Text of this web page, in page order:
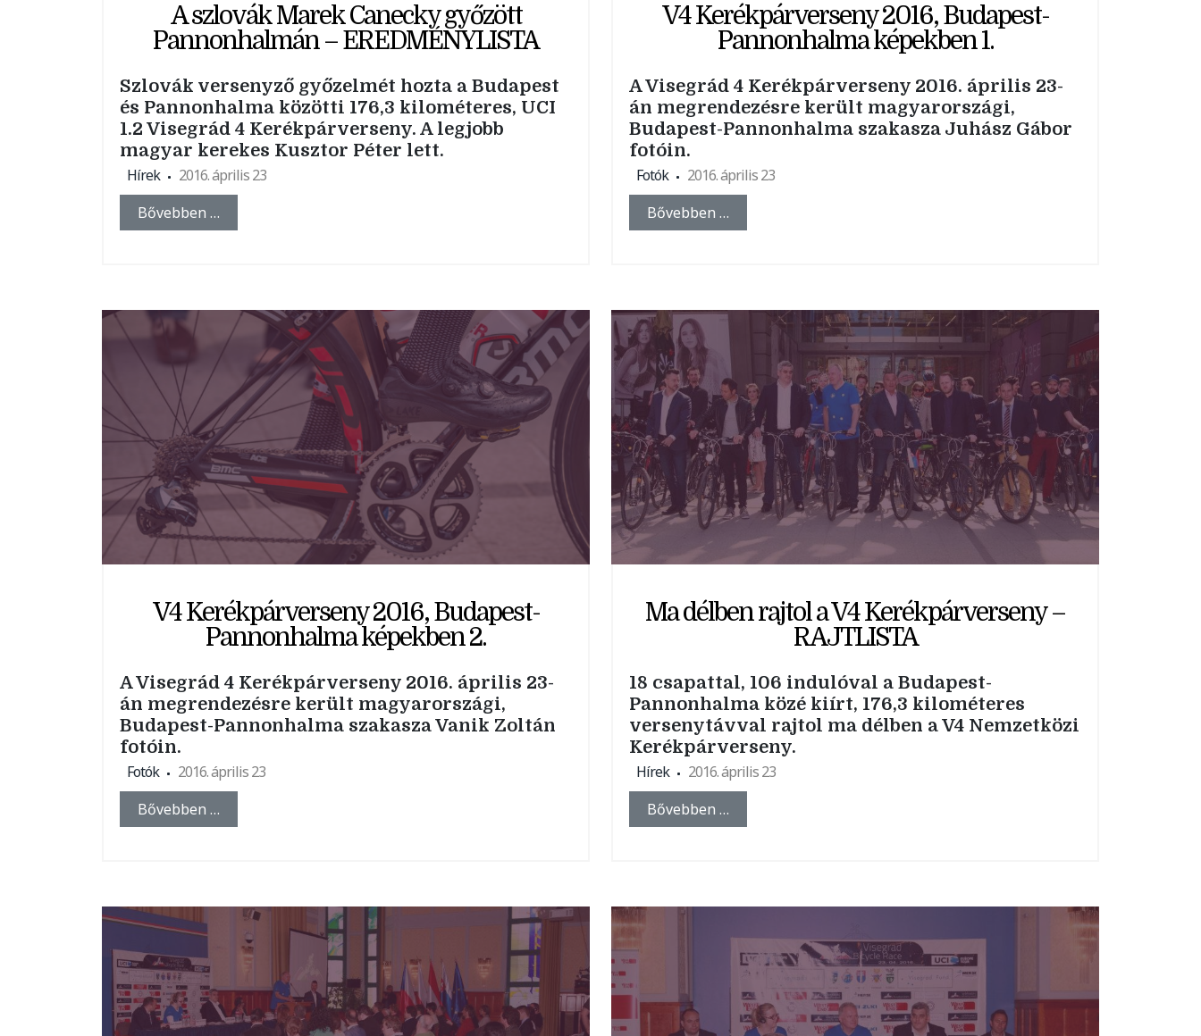
A szlovák Marek Canecky győzött
Pannonhalmán – EREDMÉNYLISTA
Szlovák versenyző győzelmét hozta a Budapest
és Pannonhalma közötti 176,3 kilométeres, UCI
1.2 Visegrád 4 Kerékpárverseny. A legjobb
magyar kerekes Kusztor Péter lett.
Hírek
2016. április 23
Bővebben …
V4 Kerékpárverseny 2016, Budapest-
Pannonhalma képekben 1.
A Visegrád 4 Kerékpárverseny 2016. április 23-
án megrendezésre került magyarországi,
Budapest-Pannonhalma szakasza Juhász Gábor
fotóin.
Fotók
2016. április 23
Bővebben …
V4 Kerékpárverseny 2016, Budapest-
Pannonhalma képekben 2.
A Visegrád 4 Kerékpárverseny 2016. április 23-
án megrendezésre került magyarországi,
Budapest-Pannonhalma szakasza Vanik Zoltán
fotóin.
Fotók
2016. április 23
Bővebben …
Ma délben rajtol a V4 Kerékpárverseny –
RAJTLISTA
18 csapattal, 106 indulóval a Budapest-
Pannonhalma közé kiírt, 176,3 kilométeres
versenytávval rajtol ma délben a V4 Nemzetközi
Kerékpárverseny.
Hírek
2016. április 23
Bővebben …